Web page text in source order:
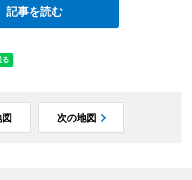
記事を読む
次の地図